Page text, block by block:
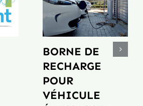
BORNE DE
RECHARGE
POUR
VÉHICULE